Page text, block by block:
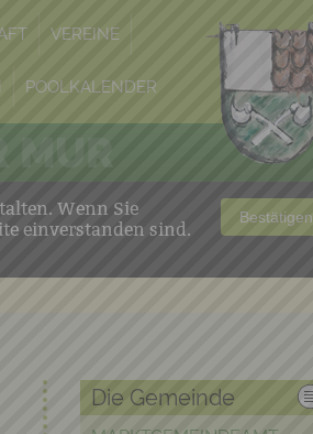
VEREINE
POOLKALENDER
Wenn Sie
einverstanden sind.
Bestätigen
Die Gemeinde